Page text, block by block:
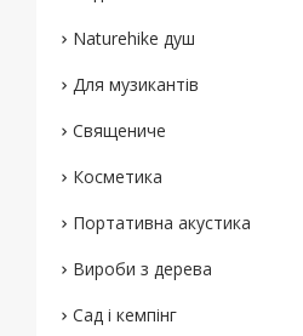
Naturehike душ
Для музикантів
Священиче
Косметика
Портативна акустика
Вироби з дерева
Сад і кемпінг